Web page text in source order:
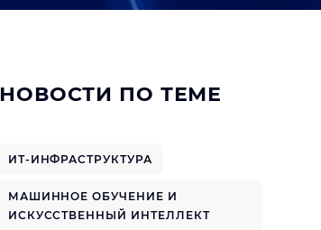
НОВОСТИ ПО ТЕМЕ
ИТ-ИНФРАСТРУКТУРА
МАШИННОЕ ОБУЧЕНИЕ И
ИСКУССТВЕННЫЙ ИНТЕЛЛЕКТ